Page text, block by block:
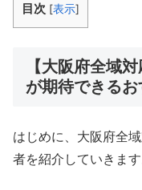
目次 [表示]
【大阪府全域
が期待できる
はじめに、大阪府全
者を紹介していきます